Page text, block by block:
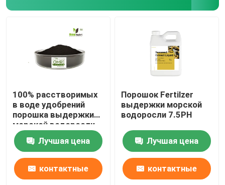
100% расстворимых
в воде удобрений
порошка выдержки
морской водоросли
Лучшая цена
контактные
Порошок Fertilzer
выдержки морской
водоросли 7.5PH
Лучшая цена
контактные